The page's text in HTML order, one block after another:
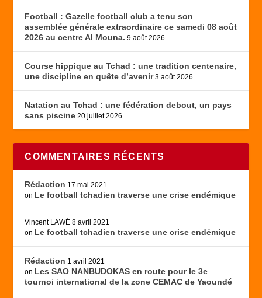
Football : Gazelle football club a tenu son
assemblée générale extraordinaire ce samedi 08 août
2026 au centre Al Mouna. 9 août 2026
Course hippique au Tchad : une tradition centenaire,
une discipline en quête d’avenir 3 août 2026
Natation au Tchad : une fédération debout, un pays
sans piscine 20 juillet 2026
COMMENTAIRES RÉCENTS
Rédaction 17 mai 2021
on Le football tchadien traverse une crise endémique
Vincent LAWÉ 8 avril 2021
on Le football tchadien traverse une crise endémique
Rédaction 1 avril 2021
on Les SAO NANBUDOKAS en route pour le 3e
tournoi international de la zone CEMAC de Yaoundé